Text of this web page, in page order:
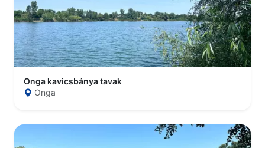
Onga kavicsbánya tavak
Onga